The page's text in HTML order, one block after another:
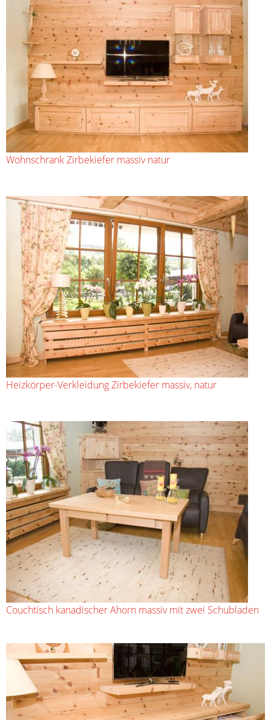
Wohnschrank Zirbekiefer massiv natur
Heizkörper-Verkleidung Zirbekiefer massiv, natur
Couchtisch kanadischer Ahorn massiv mit zwei Schubladen